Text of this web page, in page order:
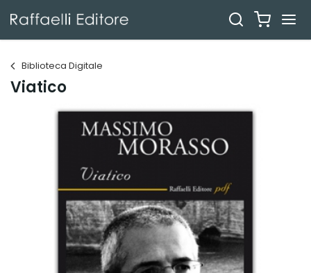
Biblioteca Digitale
Viatico